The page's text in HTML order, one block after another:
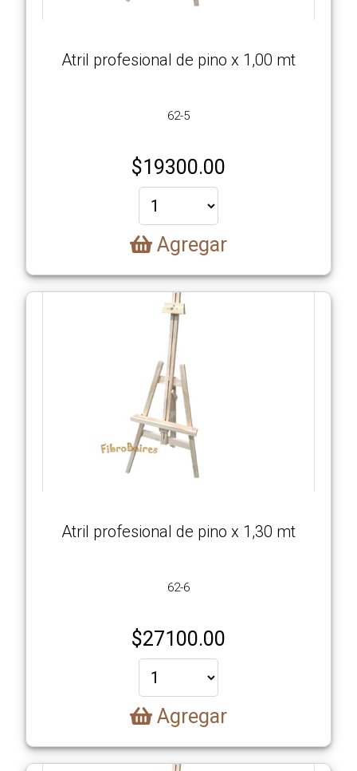
Atril profesional de pino x 1,00 mt
62-5
$19300.00
Agregar
Atril profesional de pino x 1,30 mt
62-6
$27100.00
Agregar